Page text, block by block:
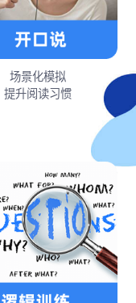
场景化模拟
提升阅读习惯